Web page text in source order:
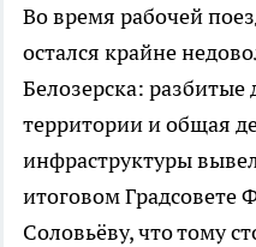
Во время рабочей
остался крайне
Белозерска:
территории и общая
инфраструктуры
итоговом
Соловьёву, что тому